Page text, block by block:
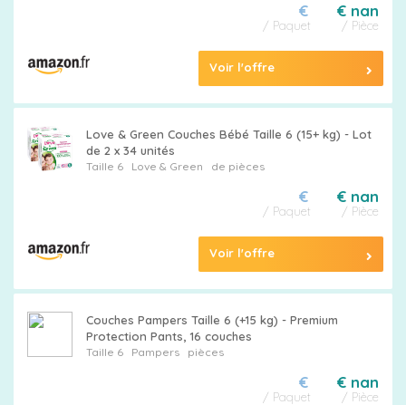
€ nan
/ Pièce
€
/ Paquet
Voir l'offre
Love & Green Couches Bébé Taille 6 (15+ kg) - Lot
de 2 x 34 unités
Taille 6 Love & Green de pièces
€ nan
/ Pièce
€
/ Paquet
Voir l'offre
Couches Pampers Taille 6 (+15 kg) - Premium
Protection Pants, 16 couches
Taille 6 Pamperspièces
€ nan
/ Pièce
€
/ Paquet